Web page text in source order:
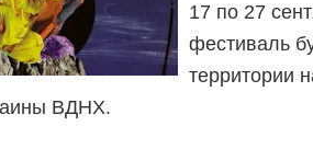
17 по 27
фестиваль
территории
ВДНХ.